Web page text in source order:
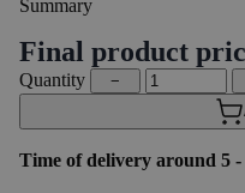
Summary
Final product
Quantity −
Time of delivery around 5